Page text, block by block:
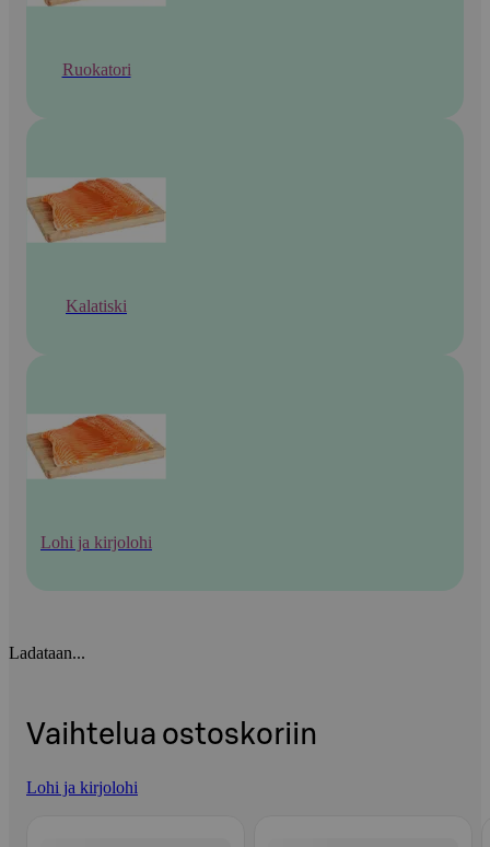
Ruokatori
Kalatiski
Lohi ja kirjolohi
Ladataan...
Vaihtelua ostoskoriin
Lohi ja kirjolohi